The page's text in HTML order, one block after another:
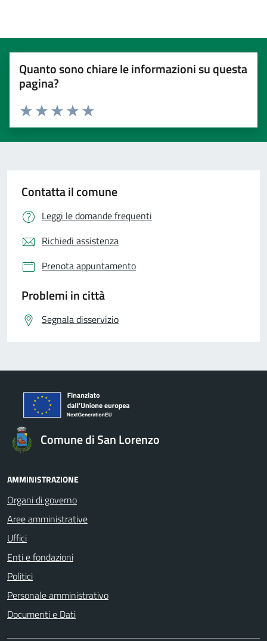
Quanto sono chiare le informazioni su questa
pagina?
Valuta 5 stelle su 5
Valuta 4 stelle su 5
Valuta 3 stelle su 5
Valuta 2 stelle su 5
Valuta 1 stelle su 5
Contatta il comune
Leggi le domande frequenti
Richiedi assistenza
Prenota appuntamento
Problemi in città
Segnala disservizio
Comune di San Lorenzo
AMMINISTRAZIONE
Organi di governo
Aree amministrative
Uffici
Enti e fondazioni
Politici
Personale amministrativo
Documenti e Dati